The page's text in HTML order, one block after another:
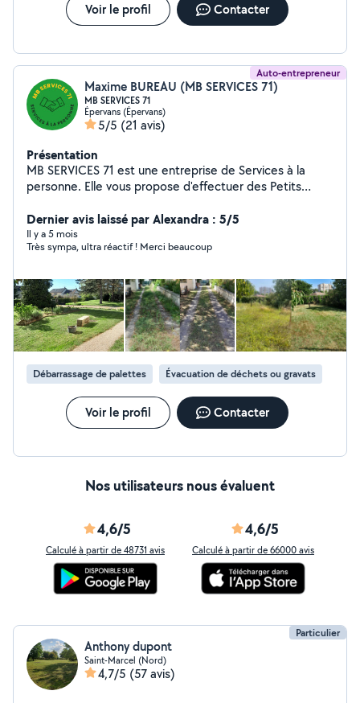
Voir le profil Contacter
Auto-entrepreneur
Maxime BUREAU (MB SERVICES 71)
MB SERVICES 71
Épervans (Épervans)
5/5 (21 avis)
Présentation
MB SERVICES 71 est une entreprise de Services à la
personne. Elle vous propose d'effectuer des Petits
Évacuations des déchets). Attention Ne pratique pas la
taille de haie. Avantage Fiscale en bénéficiant des 50%
de déduction d'impôts sur votre facture avec l'Avance
d'informations me contacter.
Dernier avis laissé par Alexandra : 5/5
Il y a 5 mois
Très sympa, ultra réactif ! Merci beaucoup
Débarrassage de palettes Évacuation de déchets ou gravats
Voir le profil Contacter
Nos utilisateurs nous évaluent
4,6/5
Calculé à partir de 48731 avis
4,6/5
Calculé à partir de 66000 avis
Particulier
Anthony dupont
Saint-Marcel (Nord)
4,7/5 (57 avis)